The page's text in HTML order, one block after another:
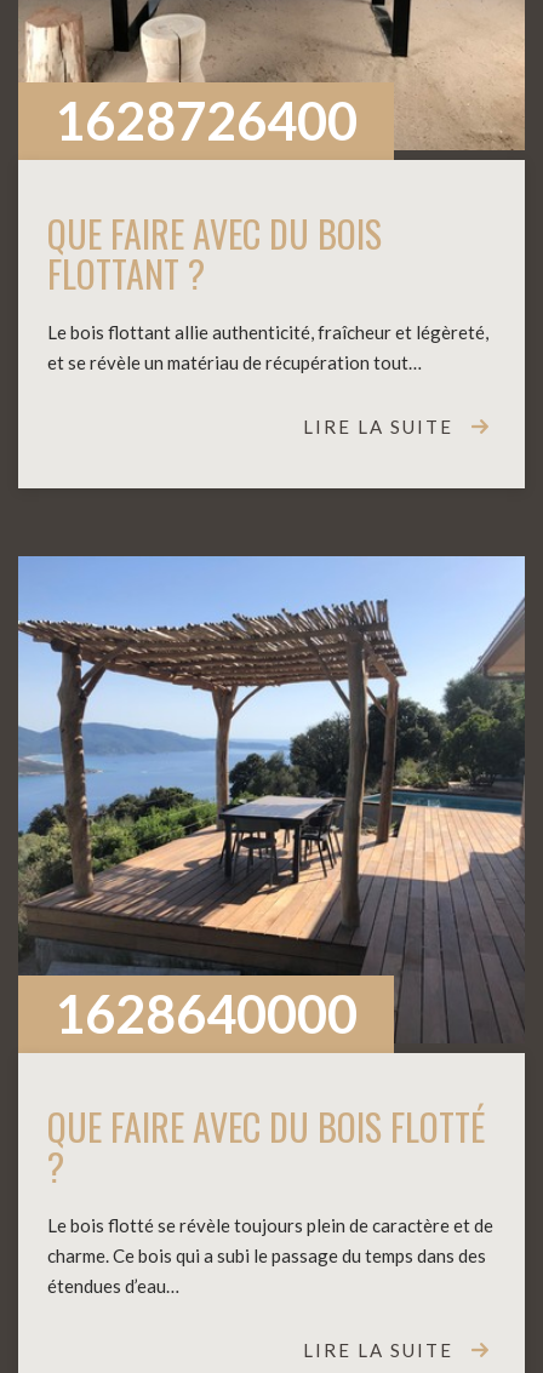
1628726400
QUE FAIRE AVEC DU BOIS
FLOTTANT ?
Le bois flottant allie authenticité, fraîcheur et légèreté,
et se révèle un matériau de récupération tout…
LIRE LA SUITE
1628640000
QUE FAIRE AVEC DU BOIS FLOTTÉ
?
Le bois flotté se révèle toujours plein de caractère et de
charme. Ce bois qui a subi le passage du temps dans des
étendues d’eau…
LIRE LA SUITE